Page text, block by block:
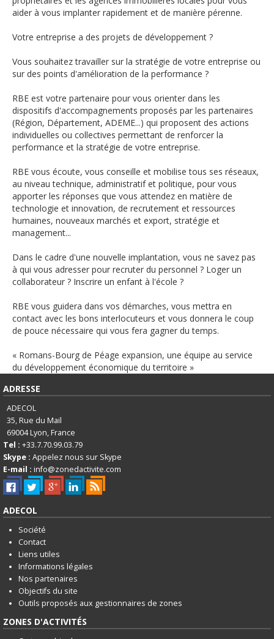
aider à vous implanter rapidement et de manière pérenne.
Votre entreprise a des projets de développement ?
Vous souhaitez travailler sur la stratégie de votre entreprise ou
sur des points d'amélioration de la performance ?
RBE est votre partenaire pour vous orienter dans les
dispositifs d'accompagnements proposés par les partenaires
(Région, Département, ADEME...) qui proposent des actions
individuelles ou collectives permettant de renforcer la
performance et la stratégie de votre entreprise.
RBE vous écoute, vous conseille et mobilise tous ses réseaux,
au niveau technique, administratif et politique, pour vous
apporter les réponses que vous attendez en matière de
technologie et innovation, de recrutement et ressources
humaines, nouveaux marchés et export, stratégie et
management...
Dans le cadre d'une nouvelle implantation, vous ne savez pas
à qui vous adresser pour recruter du personnel ? Loger un
collaborateur ? Inscrire un enfant à l'école ?
RBE vous guidera dans vos démarches, vous mettra en
contact avec les bons interlocuteurs et vous donnera le coup
de pouce nécessaire qui vous fera gagner du temps.
« Romans-Bourg de Péage expansion, une équipe au service
du développement économique du territoire »
ADRESSE
ADECOL
35, Rue du Mail
69004Lyon, France
Tel : +33.7.70.99.03.79
Skype : Appelez nous sur Skype
E-mail : info@zonedactivite.com
ADECOL
Société
Contact
Liens utiles
Informations légales
Nos partenaires
Objectifs du site
Outils proposés aux gestionnaires de zones
ZONES D'ACTIVITÉS